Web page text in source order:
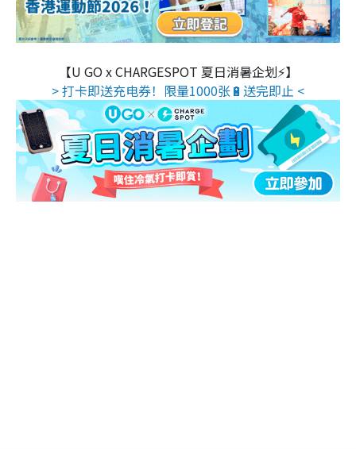
【U GO x CHARGESPOT 夏日消暑企划⚡】
> 打卡即送充电券！限量1000张🔋送完即止 <